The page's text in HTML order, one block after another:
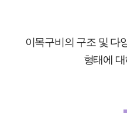
이목구비의 구조 및 다
형태에